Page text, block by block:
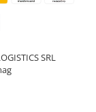
SRL